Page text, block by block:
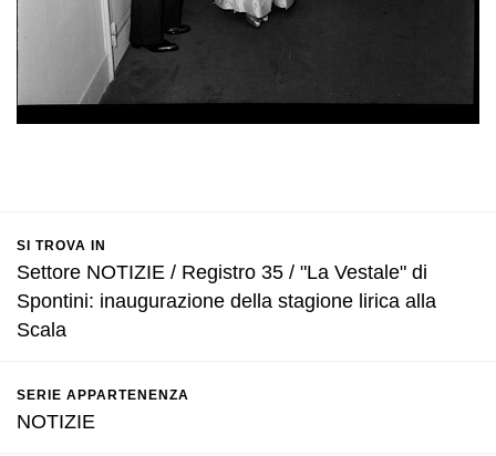
SI TROVA IN
Settore NOTIZIE / Registro 35 / "La Vestale" di
Spontini: inaugurazione della stagione lirica alla
Scala
SERIE APPARTENENZA
NOTIZIE